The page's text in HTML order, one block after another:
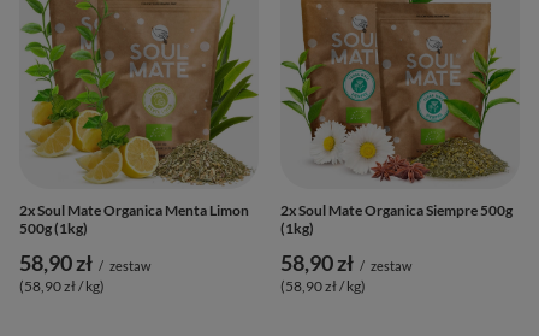
2x Soul Mate Organica Menta Limon
500g (1kg)
58,90 zł / zestaw
(58,90 zł / kg)
2x Soul Mate Organica Siempre 500g
(1kg)
58,90 zł / zestaw
(58,90 zł / kg)